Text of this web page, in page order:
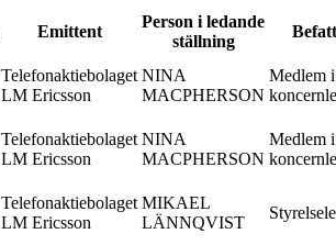
Emittent
Person i ledande
ställning
Telefonaktiebolaget
LM Ericsson
NINA
MACPHERSON
Medlem i
Telefonaktiebolaget
LM Ericsson
NINA
MACPHERSON
Medlem i
Telefonaktiebolaget
LM Ericsson
MIKAEL
LÄNNQVIST